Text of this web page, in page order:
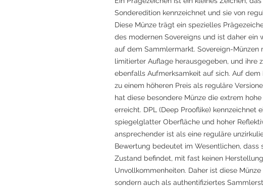
Sonderedition kennzeichnet und sie von
Diese Münze trägt ein spezielles
des modernen Sovereigns und ist daher ein
auf dem Sammlermarkt. Sovereign-Münzen
limitierter Auflage herausgegeben, und ihre
ebenfalls Aufmerksamkeit auf sich. Auf
zu einem höheren Preis als reguläre
hat diese besondere Münze die extrem
erreicht. DPL (Deep Prooflike) kennzeichnet
spiegelglatter Oberfläche und hoher
ansprechender ist als eine reguläre
Bewertung bedeutet im Wesentlichen, dass
Zustand befindet, mit fast keinen
Unvollkommenheiten. Daher ist diese
sondern auch als authentifiziertes